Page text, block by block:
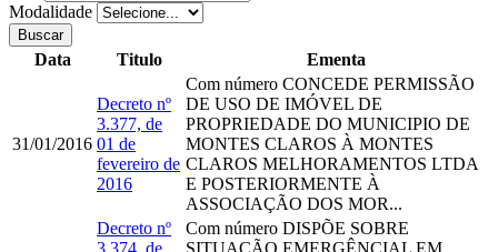
Modalidade
Buscar
Data Titulo Ementa
31/01/2016
Decreto nº
3.377, de
01 de
fevereiro de
2016
Com número CONCEDE PERMISSÃO
DE USO DE IMÓVEL DE
PROPRIEDADE DO MUNICIPIO DE
MONTES CLAROS À MONTES
CLAROS MELHORAMENTOS LTDA
E POSTERIORMENTE À
ASSOCIAÇÃO DOS MOR...
Decreto nº
3.374, de
Com número DISPÕE SOBRE
SITUAÇÃO EMERGÊNCIAL EM